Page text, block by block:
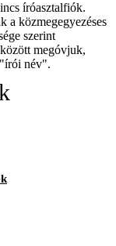
íróasztalfiók.
a közmegegyezéses
szerint
megóvjuk,
név".